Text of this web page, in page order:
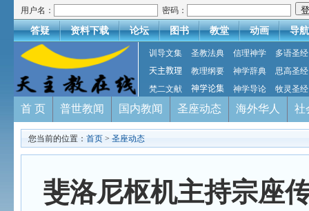
用户名： 密码：
答疑 资料下载 论坛 图书 教堂 动画 导航
训导文集 圣教法典 信理神学
多语圣经
天主教理
教理纲要 神学辞典
思高圣经
梵二文献
神学论集 神学导论 牧灵圣经
首 页 普世教闻 国内教闻 圣座动态 海外华人 社
您当前的位置： 首页 > 圣座动态
斐洛尼枢机主持宗座